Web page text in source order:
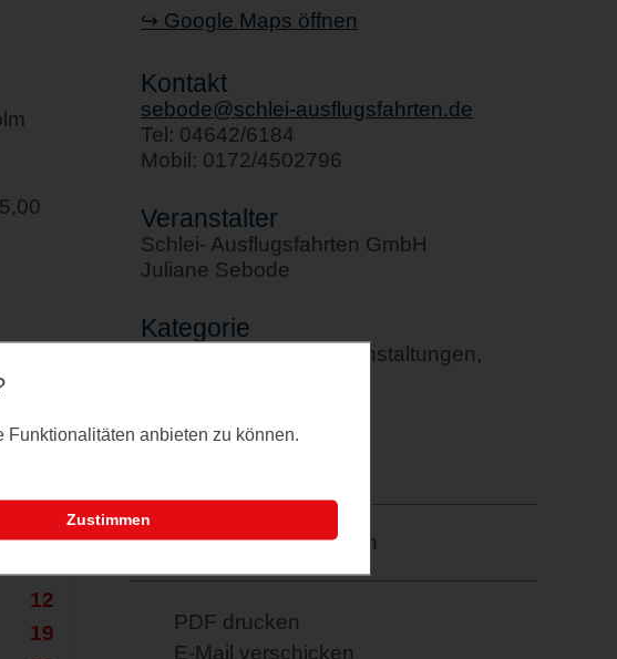
12
19
↪ Google Maps öffnen
Kontakt
sebode@schlei-ausflugsfahrten.de
Tel: 04642/6184
Mobil: 0172/4502796
Veranstalter
Schlei- Ausflugsfahrten GmbH
Juliane Sebode
Kategorie
Schifffahrten, Sportveranstaltungen,
Letztes Update
Merkzettel: speichern
PDF drucken
E-Mail verschicken
Funktionalitäten anbieten zu können.
Zustimmen